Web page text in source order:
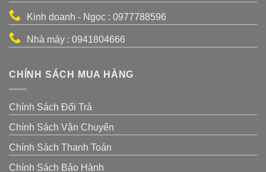
Kinh doanh - Ngọc : 0977788596
Nhà máy : 0941804666
CHÍNH SÁCH MUA HÀNG
Chính Sách Đổi Trả
Chính Sách Vận Chuyển
Chính Sách Thanh Toán
Chính Sách Bảo Hành